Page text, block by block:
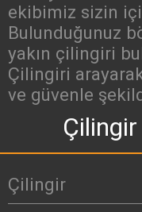
ekibimiz sizin
Bulunduğunuz
yakın çilingiri
Çilingiri
ve güvenle
Çilingir